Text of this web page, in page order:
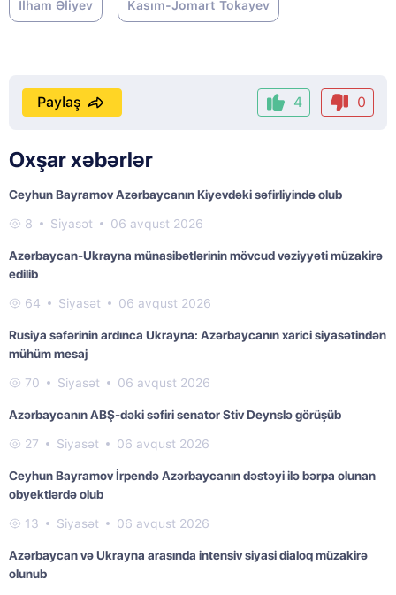
İlham Əliyev Kasım-Jomart Tokayev
4 0
Paylaş
Oxşar xəbərlər
Ceyhun Bayramov Azərbaycanın Kiyevdəki səfirliyində olub
8 Siyasət 06 avqust 2026
Azərbaycan-Ukrayna münasibətlərinin mövcud vəziyyəti müzakirə
edilib
64 Siyasət 06 avqust 2026
Rusiya səfərinin ardınca Ukrayna: Azərbaycanın xarici siyasətindən
mühüm mesaj
70 Siyasət 06 avqust 2026
Azərbaycanın ABŞ-dəki səfiri senator Stiv Deynslə görüşüb
27 Siyasət 06 avqust 2026
Ceyhun Bayramov İrpendə Azərbaycanın dəstəyi ilə bərpa olunan
obyektlərdə olub
13 Siyasət 06 avqust 2026
Azərbaycan və Ukrayna arasında intensiv siyasi dialoq müzakirə
olunub